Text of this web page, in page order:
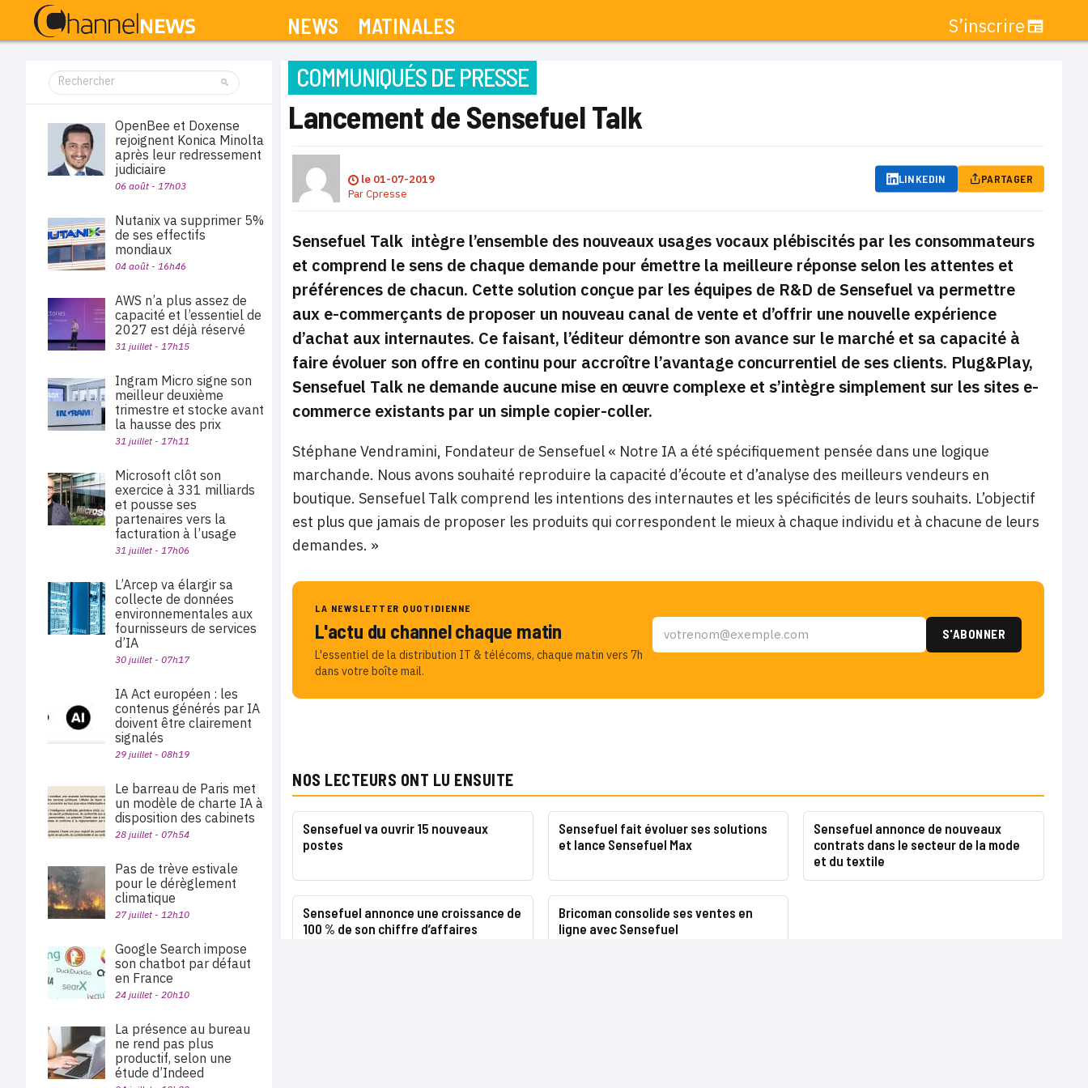
NEWS MATINALES S’inscrire
COMMUNIQUÉS DE PRESSE
Lancement de Sensefuel Talk
le 01-07-2019
ParCpresse
LINKEDIN PARTAGER
Sensefuel Talk intègre l’ensemble des nouveaux usages vocaux plébiscités par les consommateurs
et comprend le sens de chaque demande pour émettre la meilleure réponse selon les attentes et
préférences de chacun. Cette solution conçue par les équipes de R&D de Sensefuel va permettre
aux e-commerçants de proposer un nouveau canal de vente et d’offrir une nouvelle expérience
d’achat aux internautes. Ce faisant, l’éditeur démontre son avance sur le marché et sa capacité à
faire évoluer son offre en continu pour accroître l’avantage concurrentiel de ses clients. Plug&Play,
Sensefuel Talk ne demande aucune mise en œuvre complexe et s’intègre simplement sur les sites e-
commerce existants par un simple copier-coller.
Stéphane Vendramini, Fondateur de Sensefuel « Notre IA a été spécifiquement pensée dans une logique
marchande. Nous avons souhaité reproduire la capacité d’écoute et d’analyse des meilleurs vendeurs en
boutique. Sensefuel Talk comprend les intentions des internautes et les spécificités de leurs souhaits. L’objectif
est plus que jamais de proposer les produits qui correspondent le mieux à chaque individu et à chacune de leurs
demandes. »
LA NEWSLETTER QUOTIDIENNE
L'actu du channel chaque matin
L'essentiel de la distribution IT & télécoms, chaque matin vers 7h
dans votre boîte mail.
NOS LECTEURS ONT LU ENSUITE
Sensefuel va ouvrir 15 nouveaux
postes
Sensefuel fait évoluer ses solutions
et lance Sensefuel Max
Sensefuel annonce de nouveaux
contrats dans le secteur de la mode
et du textile
Sensefuel annonce une croissance de
100 % de son chiffre d’affaires
Bricoman consolide ses ventes en
ligne avec Sensefuel
OpenBee et Doxense
rejoignent Konica Minolta
après leur redressement
judiciaire
06 août - 17h03
Nutanix va supprimer 5%
de ses effectifs
mondiaux
04 août - 16h46
AWS n’a plus assez de
capacité et l’essentiel de
2027 est déjà réservé
31 juillet - 17h15
Ingram Micro signe son
meilleur deuxième
trimestre et stocke avant
la hausse des prix
31 juillet - 17h11
Microsoft clôt son
exercice à 331 milliards
et pousse ses
partenaires vers la
facturation à l’usage
31 juillet - 17h06
L’Arcep va élargir sa
collecte de données
environnementales aux
fournisseurs de services
d’IA
30 juillet - 07h17
IA Act européen : les
contenus générés par IA
doivent être clairement
signalés
29 juillet - 08h19
Le barreau de Paris met
un modèle de charte IA à
disposition des cabinets
28 juillet - 07h54
Pas de trève estivale
pour le dérèglement
climatique
27 juillet - 12h10
Google Search impose
son chatbot par défaut
en France
24 juillet - 20h10
La présence au bureau
ne rend pas plus
productif, selon une
étude d’Indeed